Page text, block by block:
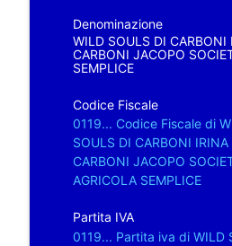
Denominazione
WILD SOULS DI CARBONI
CARBONI JACOPO
SEMPLICE
Codice Fiscale
0119... Codice Fiscale di
SOULS DI CARBONI IRINA
CARBONI JACOPO
AGRICOLA SEMPLICE
Partita IVA
0119... Partita iva di WILD